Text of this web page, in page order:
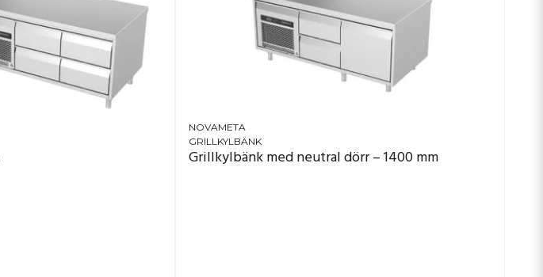
NOVAMETA
GRILLKYLBÄNK
Grillkylbänk med neutral dörr – 1400 mm